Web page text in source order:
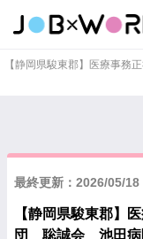
【静岡県駿東郡】医療事務
最終更新：2026/05/18
【静岡県駿東郡】
団 聡誠会 池田病